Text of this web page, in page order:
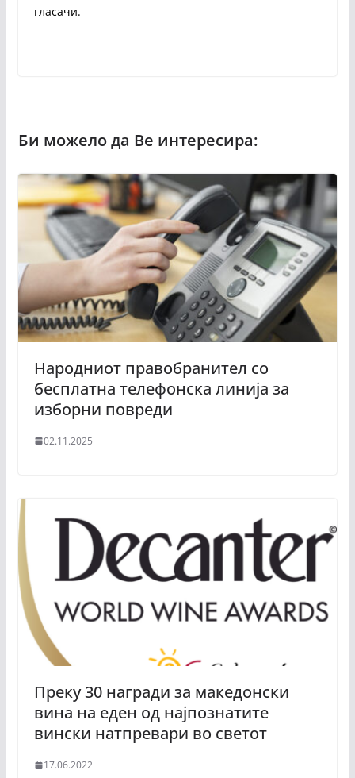
гласачи.
Народниот правобранител со
бесплатна телефонска линија за
изборни повреди
02.11.2025
Преку 30 награди за македонски
вина на еден од најпознатите
вински натпревари во светот
17.06.2022